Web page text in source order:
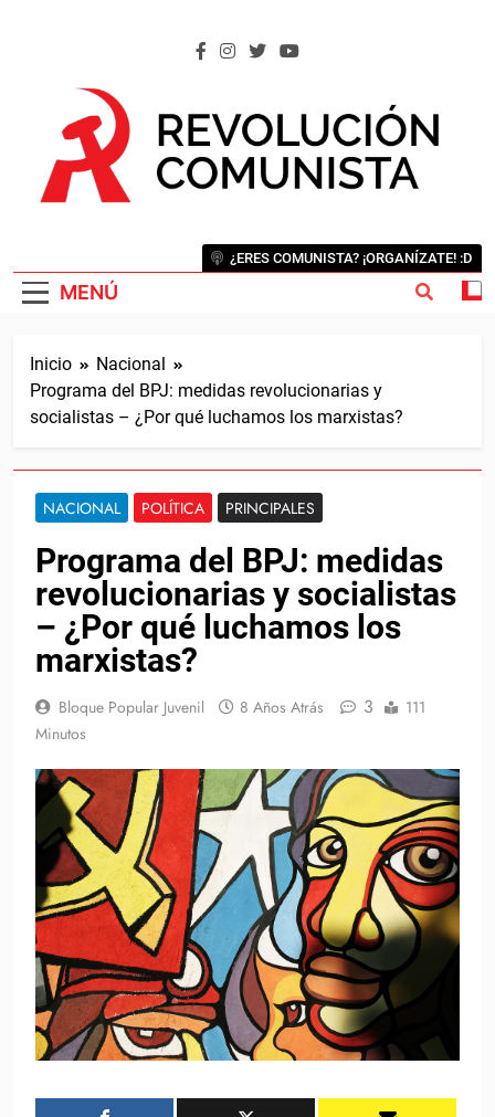
MENÚ
¿ERES COMUNISTA? ¡ORGANÍZATE! :D
Inicio
Nacional
Programa del BPJ: medidas revolucionarias y
socialistas – ¿Por qué luchamos los marxistas?
NACIONAL POLÍTICA PRINCIPALES
Programa del BPJ: medidas
revolucionarias y socialistas
– ¿Por qué luchamos los
marxistas?
Bloque Popular Juvenil 8 Años Atrás 3
111
Minutos